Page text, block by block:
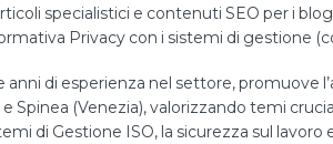
specialistici e contenuti SEO per i
Privacy con i sistemi di gestione
di esperienza nel settore, promuove
Spinea (Venezia), valorizzando temi
di Gestione ISO, la sicurezza sul